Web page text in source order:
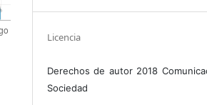
Licencia
Derechos de autor 2018
Sociedad